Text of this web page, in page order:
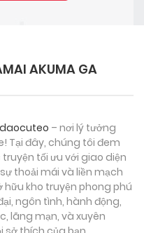
AKUMA GA
– nơi lý tưởng
Tại đây, chúng tôi đem
tối ưu với giao diện
thoải mái và liền mạch
kho truyện phong phú
ngôn tình, hành động,
lãng mạn, và xuyên